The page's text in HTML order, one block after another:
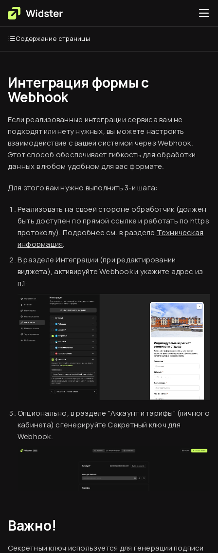
Интеграция формы с
Webhook
Если реализованные интеграции сервиса вам не
подходят или нету нужных, вы можете настроить
взаимодействие с вашей системой через Webhook.
Этот способ обеспечивает гибкость для обработки
данных в любом удобном для вас формате.
Для этого вам нужно выполнить 3-и шага:
Реализовать на своей стороне обработчик (должен
быть доступен по прямой ссылке и работать по https
протоколу). Подробнее см. в разделе Техническая
информация.
В разделе Интеграции (при редактировании
виджета), активируйте Webhook и укажите адрес из
п.1:
Опционально, в разделе "Аккаунт и тарифы" (личного
кабинета) сгенерируйте Секретный ключ для
Webhook.
Важно!
Секретный ключ используется для генерации подписи
Содержание страницы